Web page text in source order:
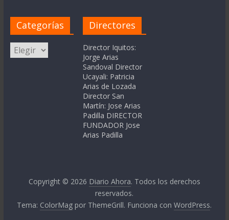
Categorías
Categorías
Directores
Director Iquitos:
Jorge Arias
Sandoval Director
Ucayali: Patricia
Arias de Lozada
Director San
Martín: Jose Arias
Padilla DIRECTOR
FUNDADOR Jose
Arias Padilla
Copyright © 2026 Diario Ahora. Todos los derechos
reservados.
Tema: ColorMag por ThemeGrill. Funciona conWordPress.